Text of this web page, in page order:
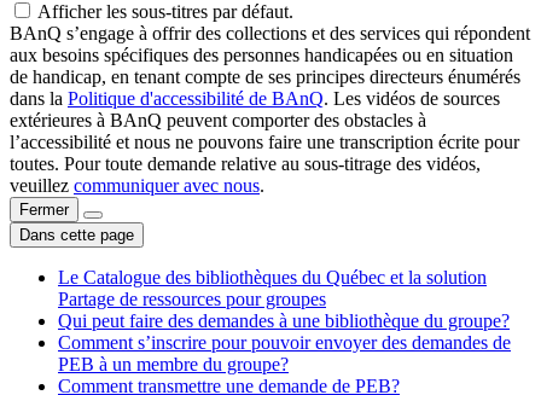
Afficher les sous-titres par défaut.
BAnQ s’engage à offrir des collections et des services qui répondent
aux besoins spécifiques des personnes handicapées ou en situation
de handicap, en tenant compte de ses principes directeurs énumérés
dans la Politique d'accessibilité de BAnQ. Les vidéos de sources
extérieures à BAnQ peuvent comporter des obstacles à
l’accessibilité et nous ne pouvons faire une transcription écrite pour
toutes. Pour toute demande relative au sous-titrage des vidéos,
veuillez communiquer avec nous.
Fermer
Dans cette page
Le Catalogue des bibliothèques du Québec et la solution
Partage de ressources pour groupes
Qui peut faire des demandes à une bibliothèque du groupe?
Comment s’inscrire pour pouvoir envoyer des demandes de
PEB à un membre du groupe?
Comment transmettre une demande de PEB?